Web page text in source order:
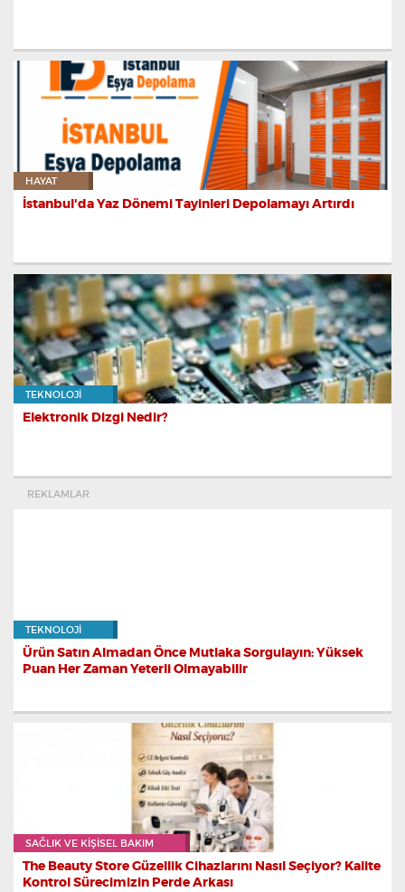
HAYAT
İstanbul'da Yaz Dönemi Tayinleri Depolamayı Artırdı
TEKNOLOJI
Elektronik Dizgi Nedir?
REKLAMLAR
TEKNOLOJI
Ürün Satın Almadan Önce Mutlaka Sorgulayın: Yüksek
Puan Her Zaman Yeterli Olmayabilir
SAĞLIK VE KIŞISEL BAKIM
The Beauty Store Güzellik Cihazlarını Nasıl Seçiyor? Kalite
Kontrol Sürecimizin Perde Arkası